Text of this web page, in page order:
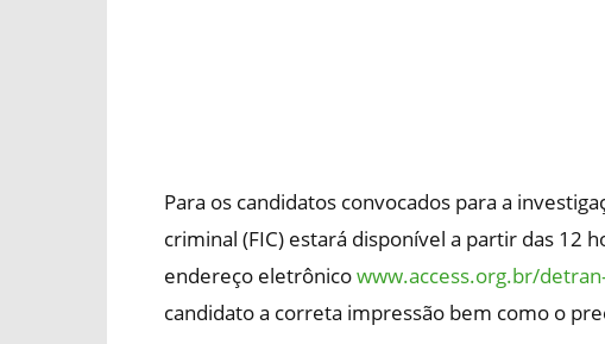
Para os candidatos convocados para a
criminal (FIC) estará disponível a partir das 12
endereço eletrônicowww.access.org.br/
candidato a correta impressão bem como o